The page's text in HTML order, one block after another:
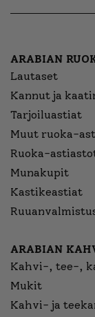
ARABIAN
Lautaset
Kannut ja
Tarjoiluastiat
Muut ruoka-
Ruoka-
Munakupit
Kastikeastiat
ARABIAN
Kahvi-, tee-,
Mukit
Kahvi- ja